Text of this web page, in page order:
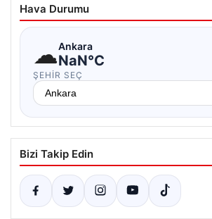
Hava Durumu
☁Ankara
NaN°C
ŞEHIR SEÇ
Bizi Takip Edin